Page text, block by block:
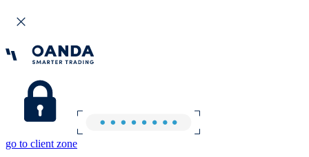
go to client zone